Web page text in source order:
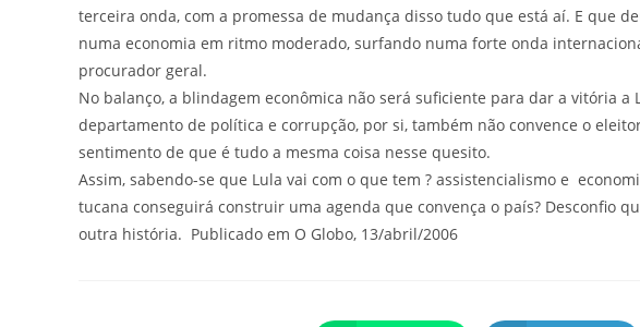
terceira onda, com a promessa de mudança disso tudo que está aí. E que
numa economia em ritmo moderado, surfando numa forte onda
procurador geral.
No balanço, a blindagem econômica não será suficiente para dar a vitória a
departamento de política e corrupção, por si, também não convence o
sentimento de que é tudo a mesma coisa nesse quesito.
Assim, sabendo-se que Lula vai com o que tem ? assistencialismo e
tucana conseguirá construir uma agenda que convença o país? Desconfio
outra história. Publicado em O Globo, 13/abril/2006